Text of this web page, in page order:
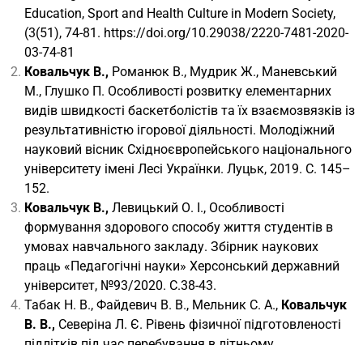
Education, Sport and Health Culture in Modern Society,
(3(51), 74-81. https://doi.org/10.29038/2220-7481-2020-
03-74-81
Ковальчук В., Романюк В., Мудрик Ж., Маневський
М., Глушко П. Особливості розвитку елементарних
видів швидкості баскетболістів та їх взаємозвязків із
результативністю ігорової діяльності. Молодіжний
науковий вісник Східноєвропейського національного
університету імені Лесі Українки. Луцьк, 2019. С. 145–
152.
Ковальчук В., Левицький О. І., Особливості
формування здорового способу життя студентів в
умовах навчального закладу. Збірник наукових
праць «Педагогічні науки» Херсонський державний
університет, №93/2020. С.38-43.
Табак Н. В., Файдевич В. В., Мельник С. А., Ковальчук
В. В., Северіна Л. Є. Рівень фізичної підготовленості